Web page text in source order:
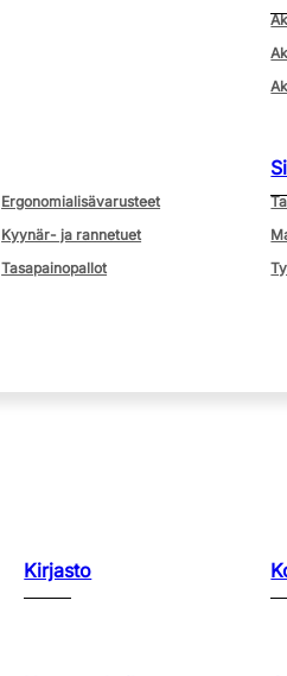
Ergonomialisävarusteet
Kyynär- ja rannetuet
Tasapainopallot
Kirjasto